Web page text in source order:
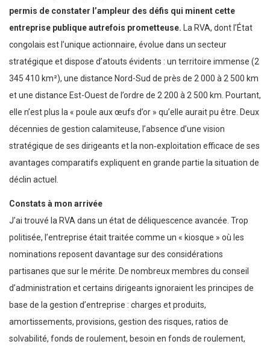
permis de constater l’ampleur des défis qui minent cette
entreprise publique autrefois prometteuse. La RVA, dont l’État
congolais est l’unique actionnaire, évolue dans un secteur
stratégique et dispose d’atouts évidents : un territoire immense (2
345 410 km²), une distance Nord-Sud de près de 2 000 à 2 500 km
et une distance Est-Ouest de l’ordre de 2 200 à 2 500 km. Pourtant,
elle n’est plus la « poule aux œufs d’or » qu’elle aurait pu être. Deux
décennies de gestion calamiteuse, l’absence d’une vision
stratégique de ses dirigeants et la non‑exploitation efficace de ses
avantages comparatifs expliquent en grande partie la situation de
déclin actuel.
Constats à mon arrivée
J’ai trouvé la RVA dans un état de déliquescence avancée. Trop
politisée, l’entreprise était traitée comme un « kiosque » où les
nominations reposent davantage sur des considérations
partisanes que sur le mérite. De nombreux membres du conseil
d’administration et certains dirigeants ignoraient les principes de
base de la gestion d’entreprise : charges et produits,
amortissements, provisions, gestion des risques, ratios de
solvabilité, fonds de roulement, besoin en fonds de roulement,